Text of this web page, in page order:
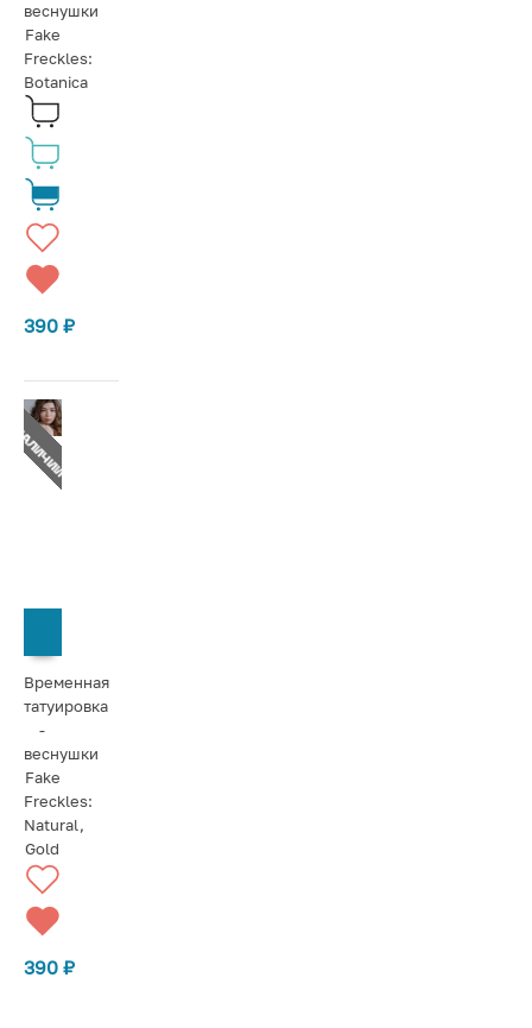
веснушки
Fake
Freckles:
Botanica
390 ₽
Временная
татуировка
-
веснушки
Fake
Freckles:
Natural,
Gold
390 ₽